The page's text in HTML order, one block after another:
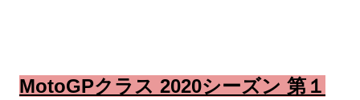
MotoGPクラス 2020シーズン 第１